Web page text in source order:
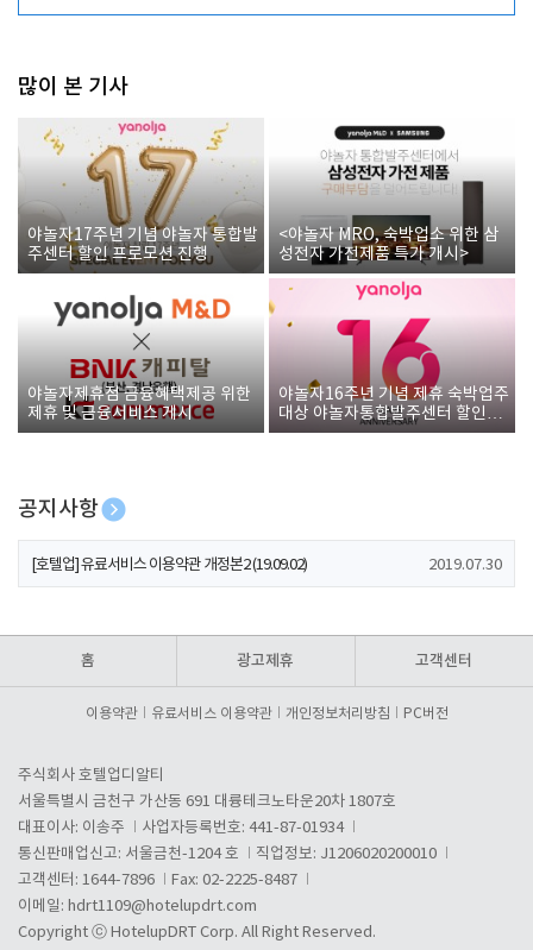
많이 본 기사
야놀자17주년 기념 야놀자 통합발
주센터 할인 프로모션 진행
<야놀자 MRO, 숙박업소 위한 삼
성전자 가전제품 특가 개시>
야놀자제휴점 금융혜택제공 위한
제휴 및 금융서비스 게시
야놀자16주년 기념 제휴 숙박업주
대상 야놀자통합발주센터 할인쿠
폰 증정
공지사항
[호텔업] 개인정보 처리방침 개정본1 (19.09.02)
[호텔업] 유료서비스 이용약관 개정본2 (19.09.02) 2019.07.30
홈 광고제휴 고객센터
이용약관 유료서비스 이용약관 개인정보처리방침 PC버전
주식회사 호텔업디알티
서울특별시 금천구 가산동 691 대륭테크노타운20차 1807호
대표이사: 이송주
사업자등록번호: 441-87-01934
통신판매업신고: 서울금천-1204 호
직업정보: J1206020200010
고객센터: 1644-7896
Fax: 02-2225-8487
이메일: hdrt1109@hotelupdrt.com
Copyright ⓒ HotelupDRT Corp. All Right Reserved.